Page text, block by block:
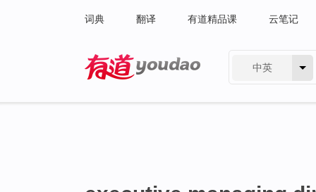
词典 翻译 有道精品课 云笔记
中英